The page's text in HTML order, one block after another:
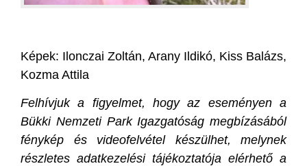
Képek: Ilonczai Zoltán, Arany Ildikó, Kiss Balázs,
Kozma Attila
Felhívjuk a figyelmet, hogy az eseményen a
Bükki Nemzeti Park Igazgatóság megbízásából
fénykép és videofelvétel készülhet, melynek
részletes adatkezelési tájékoztatója elérhető a